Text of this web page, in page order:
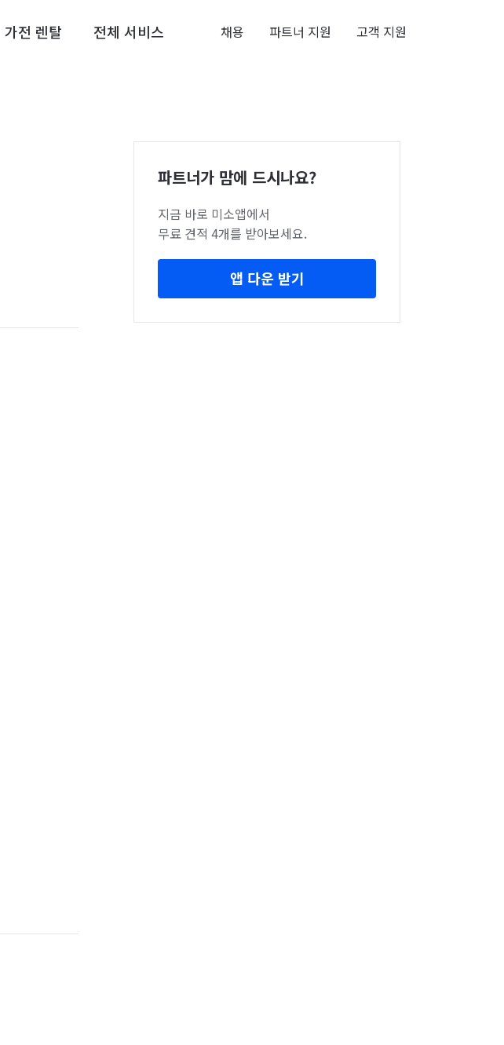
가전 렌탈 전체 서비스 채용 파트너 지원 고객 지원
파트너가 맘에 드시나요?
지금 바로 미소앱에서
무료 견적 4개를 받아보세요.
앱 다운 받기